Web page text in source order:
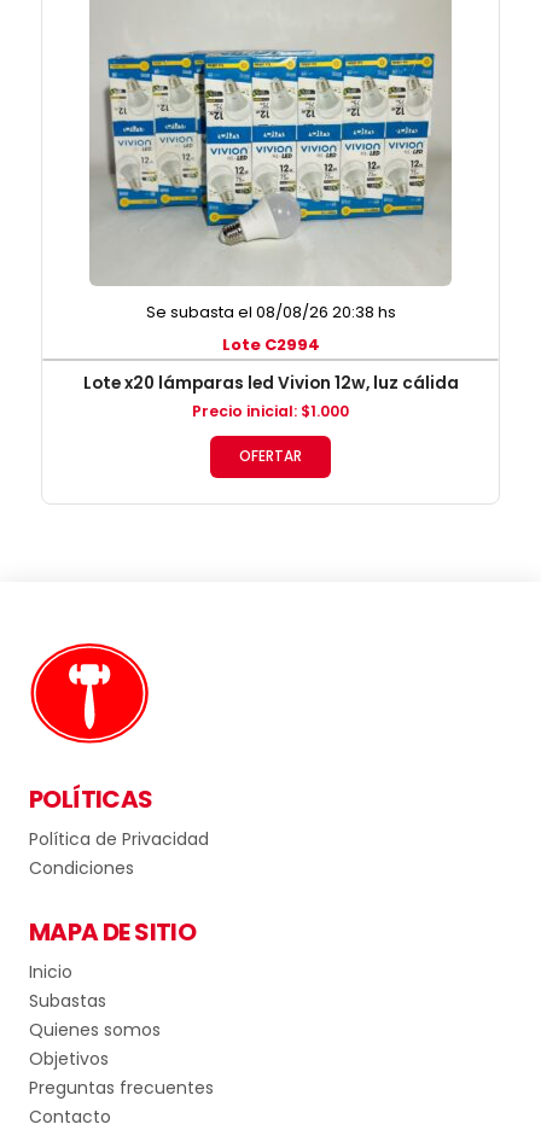
Se subasta el 08/08/26 20:38 hs
Lote C2994
Lote x20 lámparas led Vivion 12w, luz cálida
Precio inicial: $1.000
OFERTAR
POLÍTICAS
Política de Privacidad
Condiciones
MAPA DE SITIO
Inicio
Subastas
Quienes somos
Objetivos
Preguntas frecuentes
Contacto